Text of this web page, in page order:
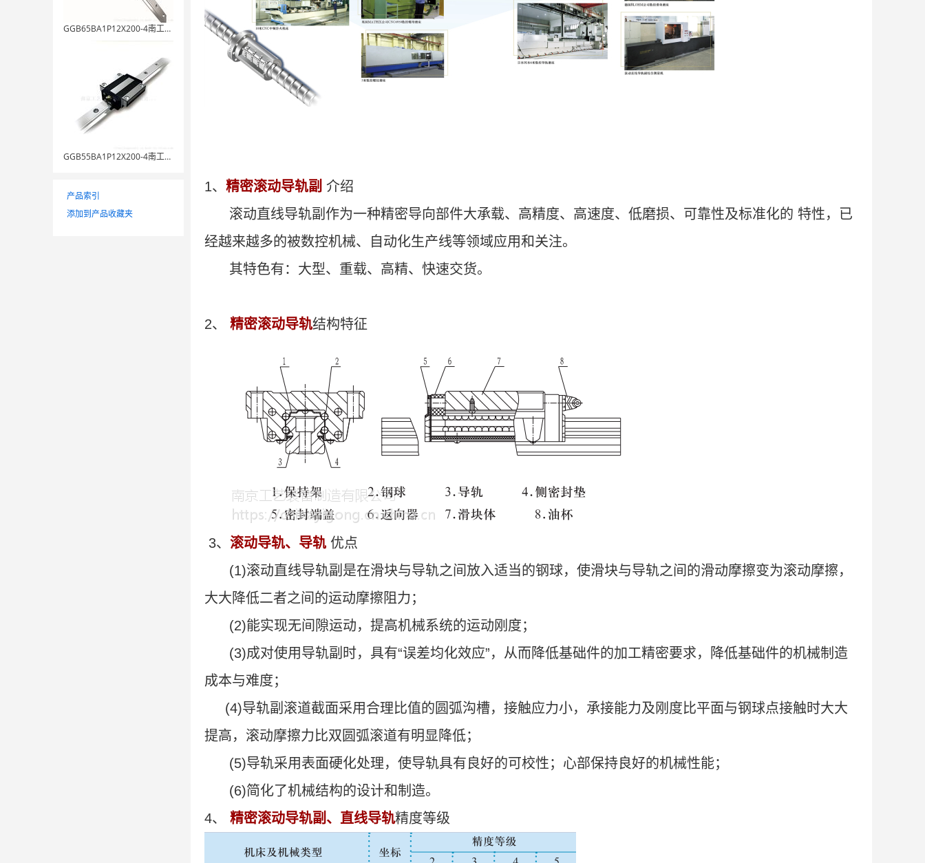
GGB65BA1P12X200-4南工艺标准件
GGB55BA1P12X200-4南工艺加工
产品索引
添加到产品收藏夹
1、 精密滚动导轨副 介绍
滚动直线导轨副作为一种精密导向部件大承载、高精度、高速度、低磨损、可靠性及标准化的 特性，已
经越来越多的被数控机械、自动化生产线等领域应用和关注。
其特色有：大型、重载、高精、快速交货。
2、 精密滚动导轨结构特征
3、 滚动导轨、导轨优点
(1)滚动直线导轨副是在滑块与导轨之间放入适当的钢球，使滑块与导轨之间的滑动摩擦变为滚动摩擦，
大大降低二者之间的运动摩擦阻力；
(2)能实现无间隙运动，提高机械系统的运动刚度；
(3)成对使用导轨副时，具有“误差均化效应”，从而降低基础件的加工精密要求，降低基础件的机械制造
成本与难度；
(4)导轨副滚道截面采用合理比值的圆弧沟槽，接触应力小，承接能力及刚度比平面与钢球点接触时大大
提高，滚动摩擦力比双圆弧滚道有明显降低；
(5)导轨采用表面硬化处理，使导轨具有良好的可校性；心部保持良好的机械性能；
(6)简化了机械结构的设计和制造。
4、 精密滚动导轨副、直线导轨精度等级